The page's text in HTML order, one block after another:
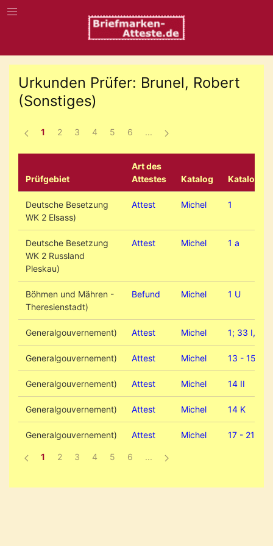
Urkunden Prüfer: Brunel, Robert
(Sonstiges)
1 2 3 4 5 6 ...
Prüfgebiet
Art des
Attestes
Katalog KatalogNr.
Deutsche Besetzung
WK 2 Elsass)
Attest Michel 1
Deutsche Besetzung
WK 2 Russland
Pleskau)
Attest Michel 1 a
Böhmen und Mähren -
Theresienstadt)
Befund Michel 1 U
Generalgouvernement) Attest Michel 1; 33 I, P 4
Generalgouvernement) Attest Michel 13 - 15
Generalgouvernement) Attest Michel 14 II
Generalgouvernement) Attest Michel 14 K
Generalgouvernement) Attest Michel 17 - 21
1 2 3 4 5 6 ...